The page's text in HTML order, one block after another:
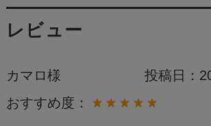
レビュー
カマロ様 投稿日：
おすすめ度：